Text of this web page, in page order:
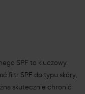
SPF to kluczowy
filtr SPF do typu skóry,
skutecznie chronić